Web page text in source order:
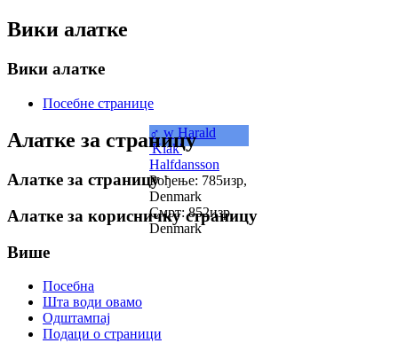
♂ w Harald
'Klak'
Halfdansson
Рођење: 785изр,
Denmark
Смрт: 852изр,
Denmark
Вики алатке
Вики алатке
Посебне странице
Алатке за страницу
Алатке за страницу
Алатке за корисничку страницу
Више
Посебна
Шта води овамо
Одштампај
Подаци о страници